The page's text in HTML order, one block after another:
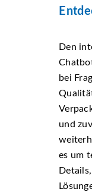
Den
bei
und
es um